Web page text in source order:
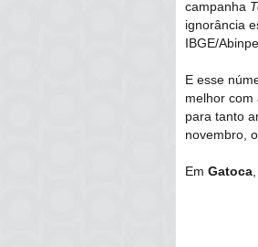
campanha
ignorância
IBGE/
E esse
melhor com
para tanto
novembro,
Em Gatoca